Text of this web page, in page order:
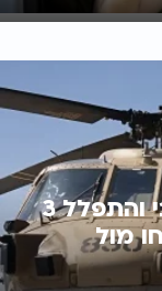
מתן אנגרסט קיבל סידור בשבי והתפלל 3
מול